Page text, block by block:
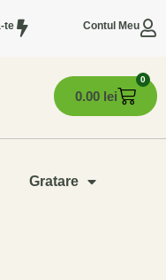
te Contul Meu
0.00 lei
0
Gratare